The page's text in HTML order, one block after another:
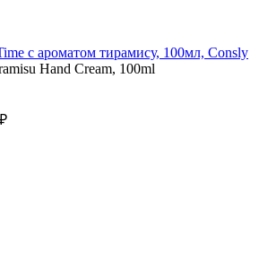
с ароматом тирамису, 100мл, Consly
Hand Cream, 100ml
₽